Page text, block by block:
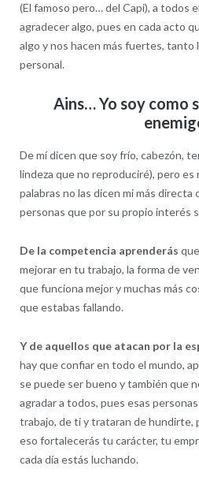
(El famoso pero… del Capi), a todos
agradecer algo, pues en cada acto
algo y nos hacen más fuertes,
personal.
Ains… Yo soy como
De mí dicen que soy frío, cabezón,
lindeza que no reproduciré), pero es
palabras no las dicen mi más directa
personas que por su propio interés
De la competencia aprenderás
mejorar en tu trabajo, la forma de
que funciona mejor y muchas más
que estabas fallando.
Y de aquellos que atacan por la
hay que confiar en todo el mundo,
se puede ser bueno y también que
agradar a todos, pues esas
trabajo, de ti y trataran de hundirte,
eso fortalecerás tu carácter, tu
cada día estás luchando.